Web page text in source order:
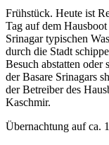
Frühstück. Heute ist
Tag auf dem
Srinagar typischen
durch die Stadt
Besuch abstatten oder
der Basare Srinagars
der Betreiber des
Kaschmir.
Übernachtung auf ca.